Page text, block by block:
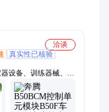
洽谈
真实性已核验
设备、训练器械、健
车四轮仪、汽车尾气
静电测试仪、出库
、音叉液位开关、直